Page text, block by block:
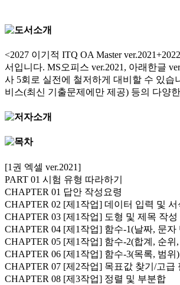
<2027 이기적 ITQ OA Master
서입니다. MS오피스 ver.2021, 아래한글
사 5회로 실전에 철저하게 대비할 수 있
비스(최신 기출문제에만 제공) 등의 다양
[1권 엑셀 ver.2021]
PART 01 시험 유형 따라하기
CHAPTER 01 답안 작성요령
CHAPTER 02 [제1작업] 데이터 입력 및 서
CHAPTER 03 [제1작업] 도형 및 제목 작성
CHAPTER 04 [제1작업] 함수-1(날짜, 문자
CHAPTER 05 [제1작업] 함수-2(합계, 순위
CHAPTER 06 [제1작업] 함수-3(목록, 범위)
CHAPTER 07 [제2작업] 목표값 찾기/고급
CHAPTER 08 [제3작업] 정렬 및 부분합